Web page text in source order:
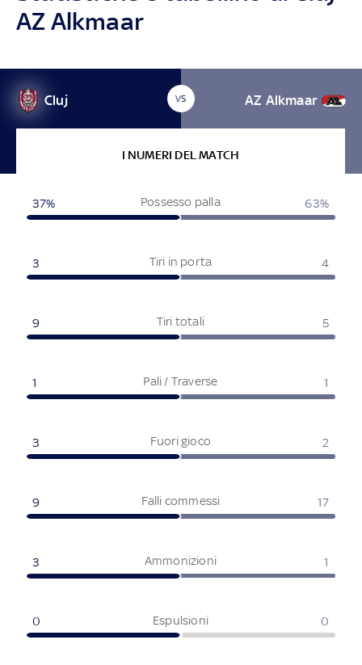
AZ Alkmaar
Cluj VS AZ Alkmaar
I NUMERI DEL MATCH
Possesso palla
37% 63%
Tiri in porta
3 4
Tiri totali
9 5
Pali / Traverse
1 1
Fuori gioco
3 2
Falli commessi
9 17
Ammonizioni
3 1
Espulsioni
0 0